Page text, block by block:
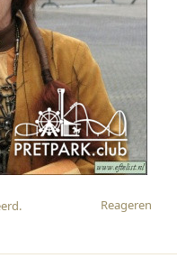
Reageren
.